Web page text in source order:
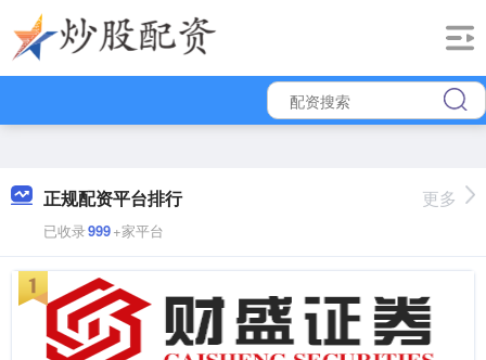
正规配资平台排行
已收录999+家平台
更多